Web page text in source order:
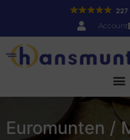
Account
Euromunten /